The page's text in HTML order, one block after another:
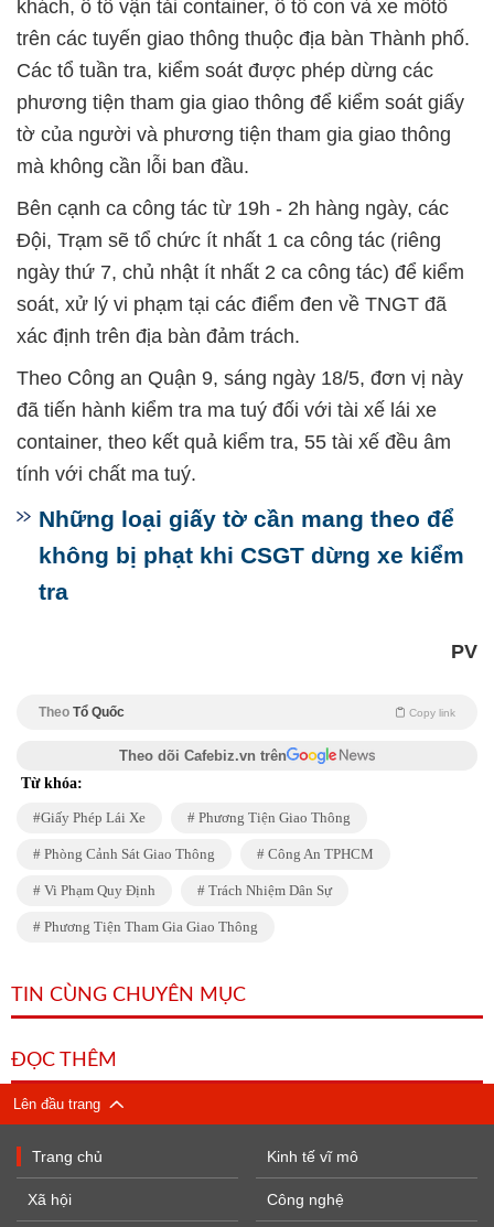
khách, ô tô vận tải container, ô tô con và xe môtô
trên các tuyến giao thông thuộc địa bàn Thành phố.
Các tổ tuần tra, kiểm soát được phép dừng các
phương tiện tham gia giao thông để kiểm soát giấy
tờ của người và phương tiện tham gia giao thông
mà không cần lỗi ban đầu.
Bên cạnh ca công tác từ 19h - 2h hàng ngày, các
Đội, Trạm sẽ tổ chức ít nhất 1 ca công tác (riêng
ngày thứ 7, chủ nhật ít nhất 2 ca công tác) để kiểm
soát, xử lý vi phạm tại các điểm đen về TNGT đã
xác định trên địa bàn đảm trách.
Theo Công an Quận 9, sáng ngày 18/5, đơn vị này
đã tiến hành kiểm tra ma tuý đối với tài xế lái xe
container, theo kết quả kiểm tra, 55 tài xế đều âm
tính với chất ma tuý.
Những loại giấy tờ cần mang theo để
không bị phạt khi CSGT dừng xe kiểm
tra
PV
Theo Tổ Quốc Copy link
Theo dõi Cafebiz.vn trên
Từ khóa:
Giấy Phép Lái Xe Phương Tiện Giao Thông
Phòng Cảnh Sát Giao Thông Công An TPHCM
Vi Phạm Quy Định Trách Nhiệm Dân Sự
Phương Tiện Tham Gia Giao Thông
TIN CÙNG CHUYÊN MỤC
ĐỌC THÊM
Lên đầu trang
Trang chủ
Xã hội
Kinh tế vĩ mô
Công nghệ